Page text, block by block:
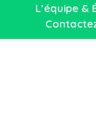
L’équipe &